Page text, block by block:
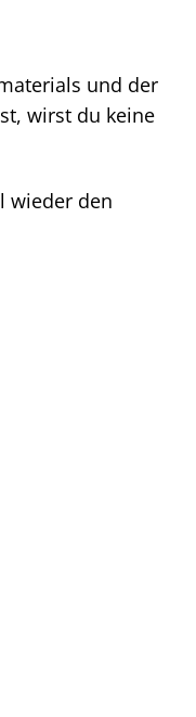
und der
wirst du keine
wieder den